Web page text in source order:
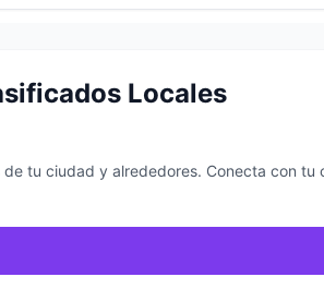
Locales
tu ciudad y alrededores. Conecta con tu